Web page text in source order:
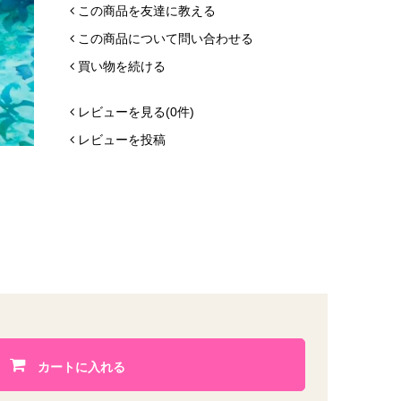
この商品を友達に教える
この商品について問い合わせる
買い物を続ける
レビューを見る(0件)
レビューを投稿
カートに入れる